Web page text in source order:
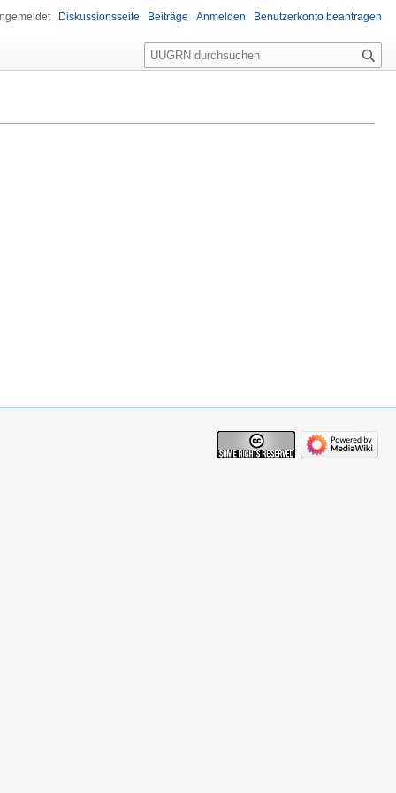
Diskussionsseite Beiträge Anmelden Benutzerkonto beantragen
Suche